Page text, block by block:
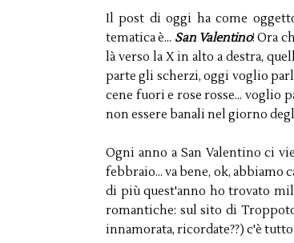
Il post di oggi ha come
tematica è... San Valentino! Ora
là verso la X in alto a destra,
parte gli scherzi, oggi voglio
cene fuori e rose rosse... voglio
non essere banali nel giorno
Ogni anno a San Valentino ci
febbraio... va bene, ok, abbiamo
di più quest'anno ho trovato
romantiche: sul sito di
innamorata, ricordate??) c'è